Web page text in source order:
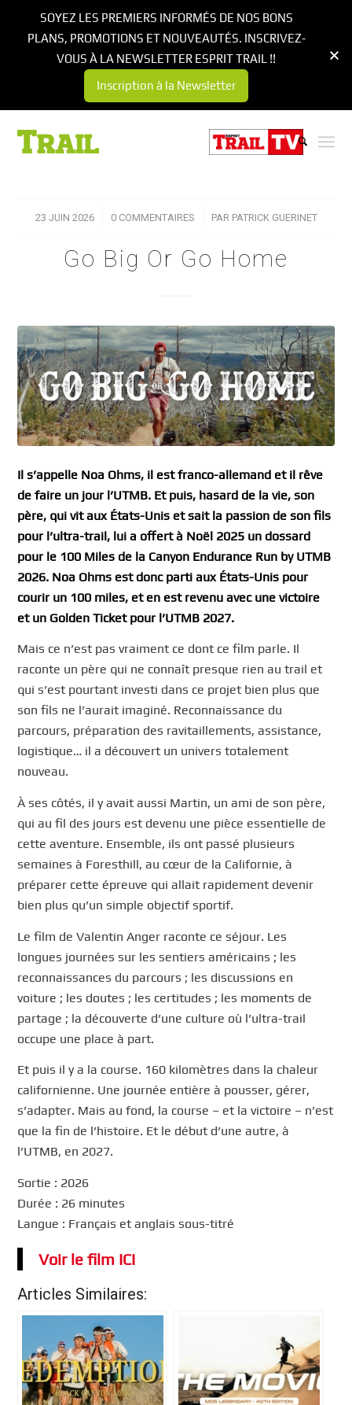
23 JUIN 2026
/ 0 COMMENTAIRES
/ PAR PATRICK GUERINET
Go Big Or Go Home
Il s’appelle Noa Ohms, il est franco-allemand et il rêve
de faire un jour l’UTMB. Et puis, hasard de la vie, son
père, qui vit aux États-Unis et sait la passion de son fils
pour l’ultra-trail, lui a offert à Noël 2025 un dossard
pour le 100 Miles de la Canyon Endurance Run by UTMB
2026. Noa Ohms est donc parti aux États-Unis pour
courir un 100 miles, et en est revenu avec une victoire
et un Golden Ticket pour l’UTMB 2027.
Mais ce n’est pas vraiment ce dont ce film parle. Il
raconte un père qui ne connaît presque rien au trail et
qui s’est pourtant investi dans ce projet bien plus que
son fils ne l’aurait imaginé. Reconnaissance du
parcours, préparation des ravitaillements, assistance,
logistique… il a découvert un univers totalement
nouveau.
À ses côtés, il y avait aussi Martin, un ami de son père,
qui au fil des jours est devenu une pièce essentielle de
cette aventure. Ensemble, ils ont passé plusieurs
semaines à Foresthill, au cœur de la Californie, à
préparer cette épreuve qui allait rapidement devenir
bien plus qu’un simple objectif sportif.
Le film de Valentin Anger raconte ce séjour. Les
longues journées sur les sentiers américains ; les
reconnaissances du parcours ; les discussions en
voiture ; les doutes ; les certitudes ; les moments de
partage ; la découverte d’une culture où l’ultra-trail
occupe une place à part.
Et puis il y a la course. 160 kilomètres dans la chaleur
californienne. Une journée entière à pousser, gérer,
s’adapter. Mais au fond, la course – et la victoire – n’est
que la fin de l’histoire. Et le début d’une autre, à
l’UTMB, en 2027.
Sortie : 2026
Durée : 26 minutes
Langue : Français et anglais sous-titré
Voir le film ICI
Articles Similaires:
SOYEZ LES PREMIERS INFORMÉS DE NOS BONS
PLANS, PROMOTIONS ET NOUVEAUTÉS. INSCRIVEZ-
VOUS À LA NEWSLETTER ESPRIT TRAIL !!
Inscription à la Newsletter